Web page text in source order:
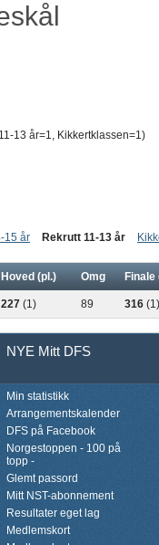
13 år=1, Kikkertklassen=1)
15 år Rekrutt 11-13 år
Hoved (pl.) Omg Finale
227 (1) 89 316 (1)
NYE Mitt DFS
Min statistikk
Arrangementskalender
DFS på Facebook
Norgestoppen - 100 på
topp -
Glemt passord
Mitt NST-abonnement
Resultater eget lag
Medlemskort